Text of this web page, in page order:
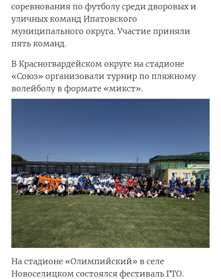
соревнования по футболу среди дворовых и
уличных команд Ипатовского
муниципального округа. Участие приняли
пять команд.
В Красногвардейском округе на стадионе
«Союз» организовали турнир по пляжному
волейболу в формате «микст».
На стадионе «Олимпийский» в селе
Новоселицком состоялся фестиваль ГТО.